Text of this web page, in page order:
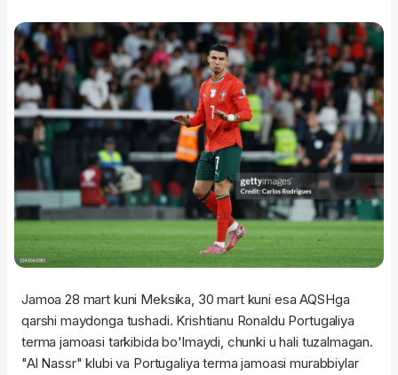
Jamoa 28 mart kuni Meksika, 30 mart kuni esa AQSHga
qarshi maydonga tushadi. Krishtianu Ronaldu Portugaliya
terma jamoasi tarkibida bo'lmaydi, chunki u hali tuzalmagan.
"Al Nassr" klubi va Portugaliya terma jamoasi murabbiylar